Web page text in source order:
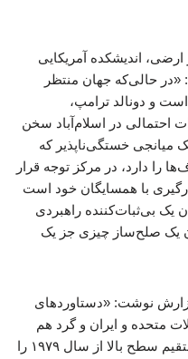
اندیشکده آمریکایی
حالی‌که جهان منتظر
و دونالد ترامپ،
احتمالی در اسلام‌آباد سخن
میانجی خستگی‌ناپذیر که
را دارد، در مرکز توجه قرار
با همسایگان خود است
یک بی‌ثبات‌کننده راهبردی
یک صلح‌ساز چیزی جز یک
نوشت: «دستاوردهای
متحده و ایران و گرد هم
آوردن دو طرف برای اولین تعامل مستقیم سطح بالا از سال ۱۹۷۹ را